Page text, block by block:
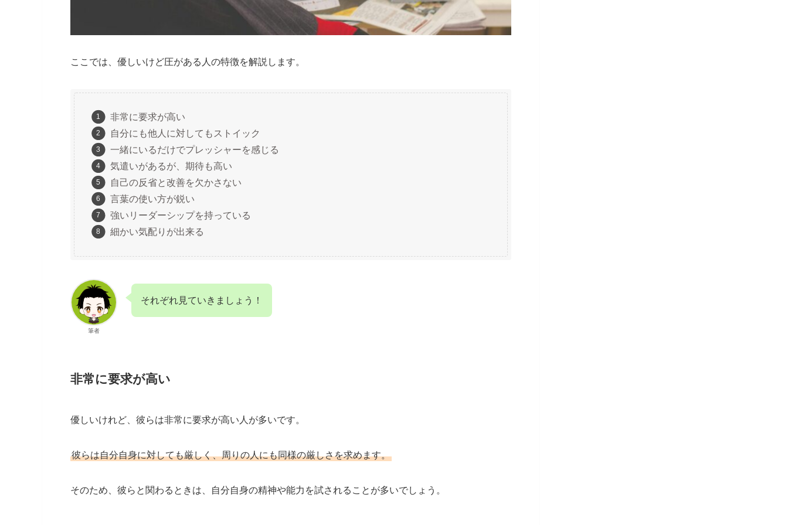
ここでは、優しいけど圧がある人の特徴を解説します。
非常に要求が高い
自分にも他人に対してもストイック
一緒にいるだけでプレッシャーを感じる
気遣いがあるが、期待も高い
自己の反省と改善を欠かさない
言葉の使い方が鋭い
強いリーダーシップを持っている
細かい気配りが出来る
筆者
それぞれ見ていきましょう！
非常に要求が高い
優しいけれど、彼らは非常に要求が高い人が多いです。
彼らは自分自身に対しても厳しく、周りの人にも同様の厳しさを求めます。
そのため、彼らと関わるときは、自分自身の精神や能力を試されることが多いでしょう。